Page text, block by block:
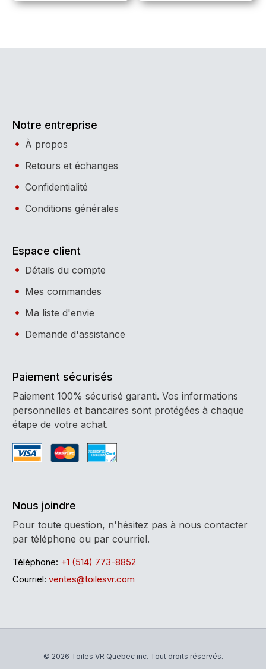
Notre entreprise
À propos
Retours et échanges
Confidentialité
Conditions générales
Espace client
Détails du compte
Mes commandes
Ma liste d'envie
Demande d'assistance
Paiement sécurisés
Paiement 100% sécurisé garanti. Vos informations
personnelles et bancaires sont protégées à chaque
étape de votre achat.
Nous joindre
Pour toute question, n'hésitez pas à nous contacter
par téléphone ou par courriel.
Téléphone: +1 (514) 773-8852
Courriel: ventes@toilesvr.com
© 2026 Toiles VR Quebec inc. Tout droits réservés.